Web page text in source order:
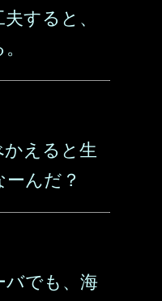
すると、
えると生
んだ？
バでも、海